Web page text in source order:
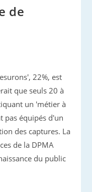
de
22%, est
que seuls 20 à
un 'métier à
pas équipés d'un
des captures. La
de la DPMA
du public